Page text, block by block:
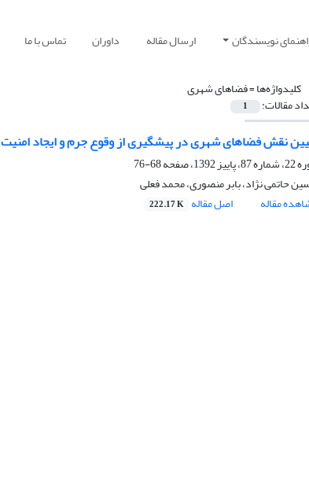
نویسندگان ارسال مقاله داوران تماس با ما
کلیدواژه‌ها =فضاهای شهری
مقالات: 1
نقش فضاهای شهری در پیشگیری از وقوع جرم و ایجاد امنیت
1392، صفحه
68-76
حاتمی نژاد، بابر منصوری، محمد فعلی
مقاله
اصل مقاله 222.17 K